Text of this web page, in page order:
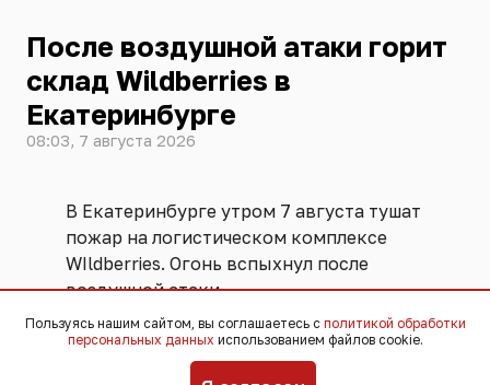
После воздушной атаки горит
склад Wildberries в
Екатеринбурге
08:03, 7 августа 2026
В Екатеринбурге утром 7 августа тушат
пожар на логистическом комплексе
WIldberries. Огонь вспыхнул после
воздушной атаки.
В пресс-службе компании RWB
Пользуясь нашим сайтом, вы соглашаетесь с политикой обработки
персональных данных использованием файлов cookie.